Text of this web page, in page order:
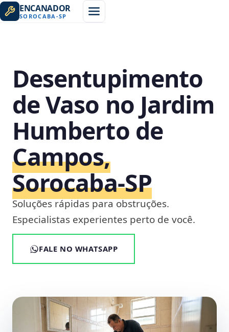
ENCANADOR
SOROCABA -SP
Desentupimento
de Vaso no Jardim
Humberto de
Campos,
Sorocaba‑SP
Soluções rápidas para obstruções.
Especialistas experientes perto de você.
FALE NO WHATSAPP